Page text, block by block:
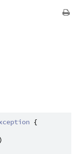
{
)